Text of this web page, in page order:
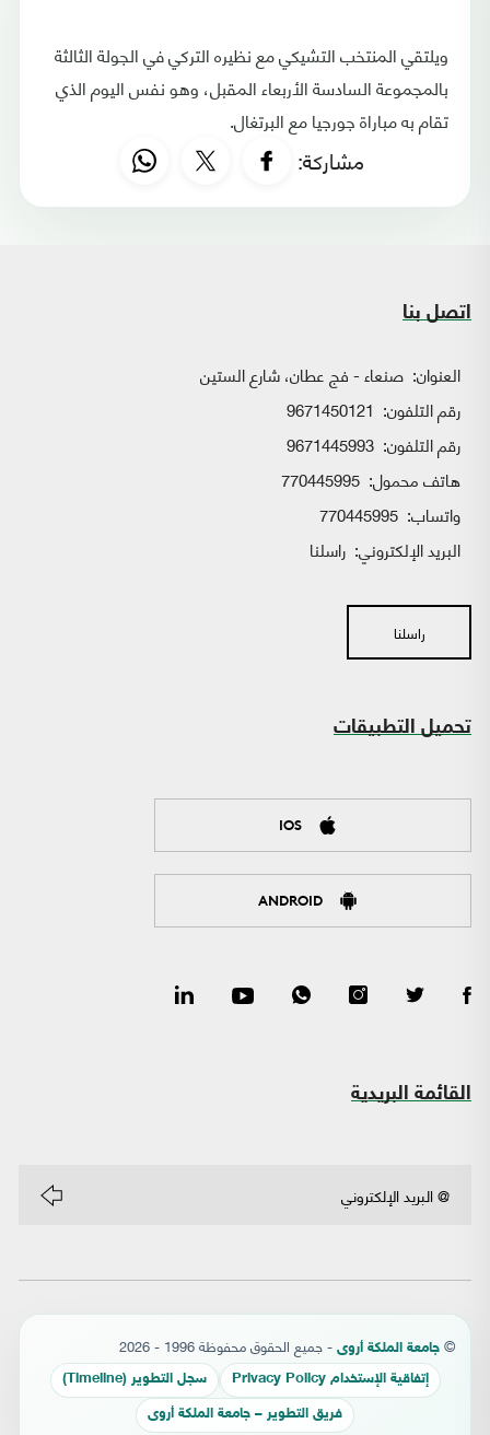
ويلتقي المنتخب التشيكي مع نظيره التركي في الجولة الثالثة
بالمجموعة السادسة الأربعاء المقبل، وهو نفس اليوم الذي
تقام به مباراة جورجيا مع البرتغال.
مشاركة:
اتصل بنا
العنوان: صنعاء - فج عطان، شارع الستين
رقم التلفون: 9671450121
رقم التلفون: 9671445993
هاتف محمول: 770445995
واتساب:
البريد الإلكتروني: راسلنا
راسلنا
تحميل التطبيقات
IOS
ANDROID
القائمة البريدية
© جامعة الملكة أروى - جميع الحقوق محفوظة 1996 - 2026
إتفاقية الإستخدام Privacy Policy سجل التطوير (Timeline)
فريق التطوير – جامعة الملكة أروى